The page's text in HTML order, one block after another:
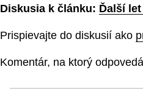
Diskusia k článku: Ďalší
Prispievajte do diskusií ako
Komentár, na ktorý